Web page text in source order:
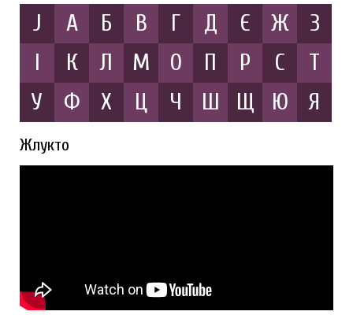
J А Б В Г Д Є Ж
З
І
К Л М О П Р С
Т
У
Ф Х Ц Ч Ш Щ Ю Я
Жлукто